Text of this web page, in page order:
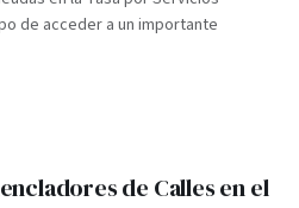
de acceder a un importante
de Calles en el